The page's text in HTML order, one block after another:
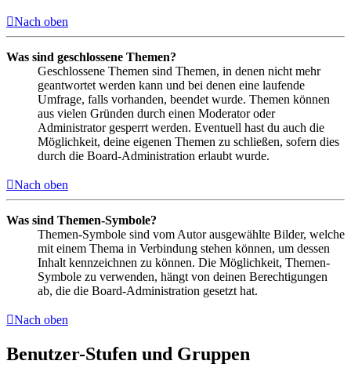
Nach oben
Was sind geschlossene Themen?
Geschlossene Themen sind Themen, in denen nicht mehr
geantwortet werden kann und bei denen eine laufende
Umfrage, falls vorhanden, beendet wurde. Themen können
aus vielen Gründen durch einen Moderator oder
Administrator gesperrt werden. Eventuell hast du auch die
Möglichkeit, deine eigenen Themen zu schließen, sofern dies
durch die Board-Administration erlaubt wurde.
Nach oben
Was sind Themen-Symbole?
Themen-Symbole sind vom Autor ausgewählte Bilder, welche
mit einem Thema in Verbindung stehen können, um dessen
Inhalt kennzeichnen zu können. Die Möglichkeit, Themen-
Symbole zu verwenden, hängt von deinen Berechtigungen
ab, die die Board-Administration gesetzt hat.
Nach oben
Benutzer-Stufen und Gruppen